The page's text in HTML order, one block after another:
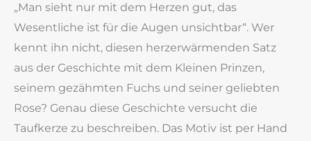
„Man sieht nur mit dem Herzen gut, das
Wesentliche ist für die Augen unsichtbar“. Wer
kennt ihn nicht, diesen herzerwärmenden Satz
aus der Geschichte mit dem Kleinen Prinzen,
seinem gezähmten Fuchs und seiner geliebten
Rose? Genau diese Geschichte versucht die
Taufkerze zu beschreiben. Das Motiv ist per Hand